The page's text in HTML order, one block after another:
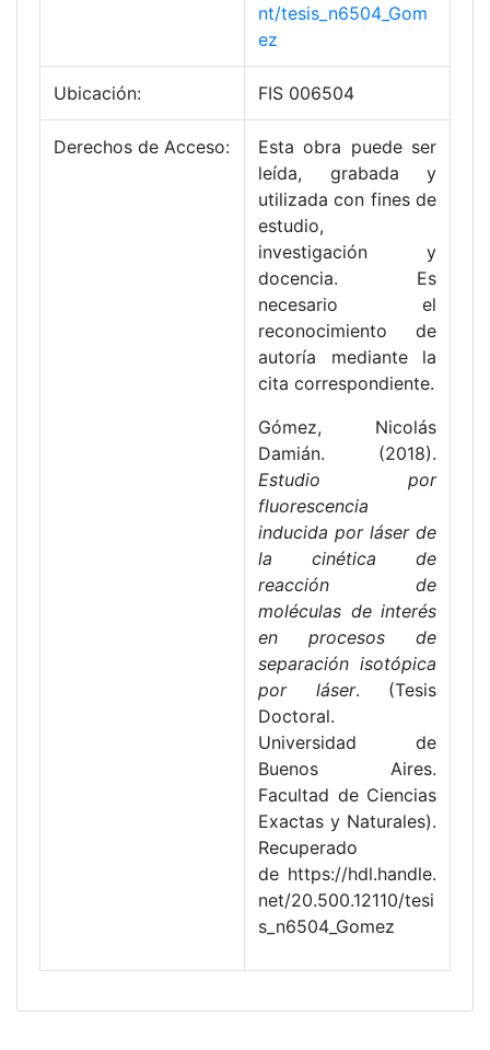
nt/tesis_n6504_Gom
ez
Ubicación: FIS 006504
Derechos de Acceso:
Esta obra puede ser
leída, grabada y
utilizada con fines de
estudio,
investigación y
docencia. Es
necesario el
reconocimiento de
autoría mediante la
cita correspondiente.
Gómez, Nicolás
Damián. (2018).
Estudio por
fluorescencia
inducida por láser de
la cinética de
reacción de
moléculas de interés
en procesos de
separación isotópica
por láser. (Tesis
Doctoral.
Universidad de
Buenos Aires.
Facultad de Ciencias
Exactas y Naturales).
Recuperado
de https://hdl.handle.
net/20.500.12110/tesi
s_n6504_Gomez